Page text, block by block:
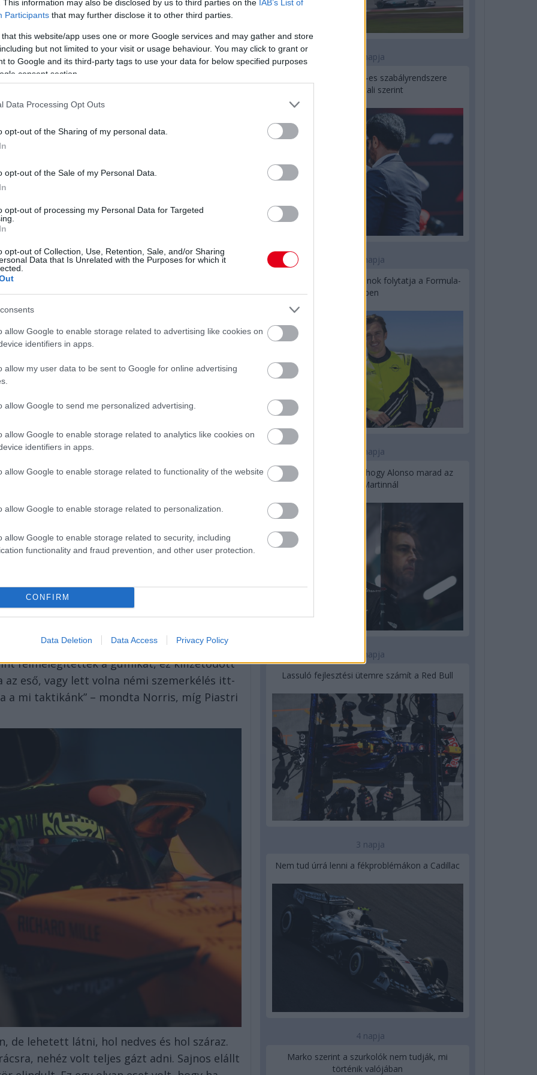
This information may also be disclosed by us to third parties on the IAB’s List of
Participants that may further disclose it to other third parties.
that this website/app uses one or more Google services and may gather and store
but not limited to your visit or usage behaviour. You may click to grant or
to Google and its third-party tags to use your data for below specified purposes
consent section.
Data Processing Opt Outs
opt-out of the Sharing of my personal data.
opt-out of the Sale of my Personal Data.
opt-out of processing my Personal Data for Targeted
opt-out of Collection, Use, Retention, Sale, and/or Sharing
Data that Is Unrelated with the Purposes for which it
allow Google to enable storage related to advertising like cookies on
identifiers in apps.
allow my user data to be sent to Google for online advertising
allow Google to send me personalized advertising.
allow Google to enable storage related to analytics like cookies on
identifiers in apps.
allow Google to enable storage related to functionality of the website
allow Google to enable storage related to personalization.
allow Google to enable storage related to security, including
functionality and fraud prevention, and other user protection.
CONFIRM
Data Deletion Data Access Privacy Policy
magamat
Nagydíj hétvégéjét Charles Leclerc:
szenvedett, és nem talált megoldást
volt arra, hogy Lewis Hamilton
mást nem lehet ezért hibáztatni, csak
küszködtem” – nyilatkozta a Sky
ugyanaz volt a probléma, és sajnos nem
jó.”
Hamilton és Verstappen
élvezetes csatát egymással az F1-es
Hamilton is egyetért abban, hogy a
keltenek az autóban: a GT világából
és „tisztábbá” kellene válnia a
kattintva olvashatóak.
– megvédték a McLaren-pilóták
hogy nem jól döntöttek, amikor az
az F1-es Kanadai Nagydíj rajtjára, de a
a húzásból, ha kicsit tovább kitart az
felmelegítették a gumikat, ez kifizetődött
eső, vagy lett volna némi szemerkélés itt-
mi taktikánk” – mondta Norris, míg Piastri
de lehetett látni, hol nedves és hol száraz.
nehéz volt teljes gázt adni. Sajnos elállt
2 napja
Ilyen lehet a jövő F1-es szabályrendszere
Domenicali szerint
2 napja
Újabb korábbi F2-es bajnok folytatja a Formula-
E-ben
2 napja
Newey biztos benne, hogy Alonso marad az
Aston Martinnál
3 napja
Lassuló fejlesztési ütemre számít a Red Bull
3 napja
Nem tud úrrá lenni a fékproblémákon a Cadillac
4 napja
Marko szerint a szurkolók nem tudják, mi
történik valójában